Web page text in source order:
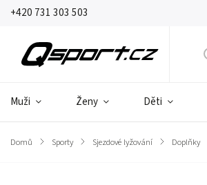
+420 731 303 503
Muži Ženy Děti
Domů / Sporty / Sjezdové lyžování / Doplňky